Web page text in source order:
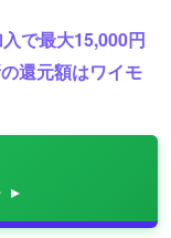
で最大15,000円
還元額はワイモ